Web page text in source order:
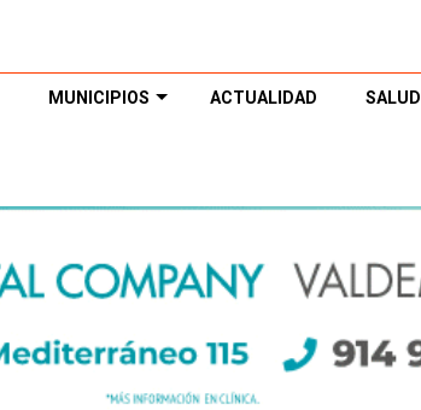
MUNICIPIOS ACTUALIDAD SALUD